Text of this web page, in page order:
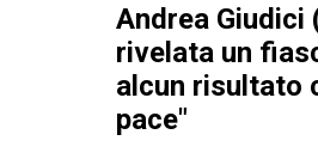
Andrea Giudici
rivelata un
alcun risultato
pace"